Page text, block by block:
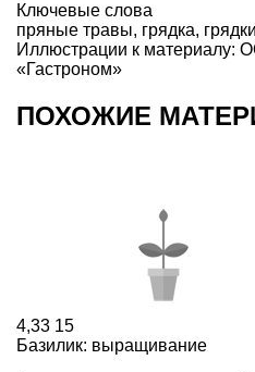
Ключевые слова
пряные травы, грядка, грядки
Иллюстрации к материалу:
«Гастроном»
ПОХОЖИЕ
4,33 15
Базилик: выращивание